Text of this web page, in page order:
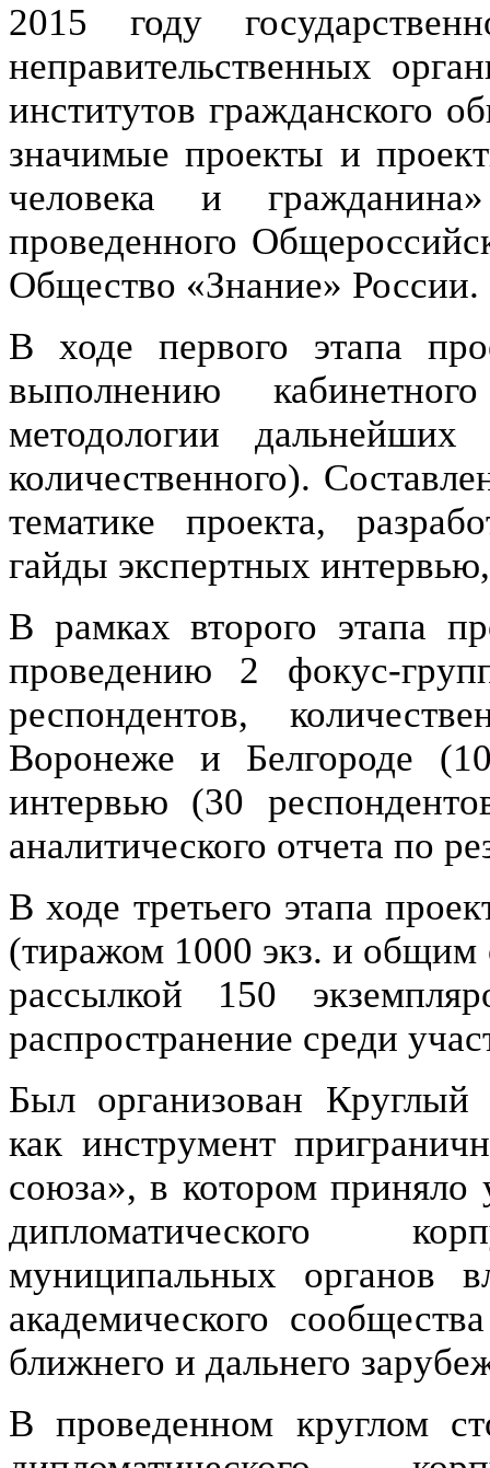
2015 году
неправительственных
институтов гражданского
значимые проекты и
человека и
проведенного
Общество «Знание» России.
В ходе первого этапа
выполнению
методологии дальнейших
количественного).
тематике проекта,
гайды экспертных
В рамках второго этапа
проведению 2 фокус-
респондентов,
Воронеже и Белгороде
интервью (30
аналитического отчета по
В ходе третьего этапа
(тиражом 1000 экз. и
рассылкой 150
распространение среди
Был организован Круглый
как инструмент
союза», в котором приняло
дипломатического
муниципальных органов
академического
ближнего и дальнего
В проведенном круглом